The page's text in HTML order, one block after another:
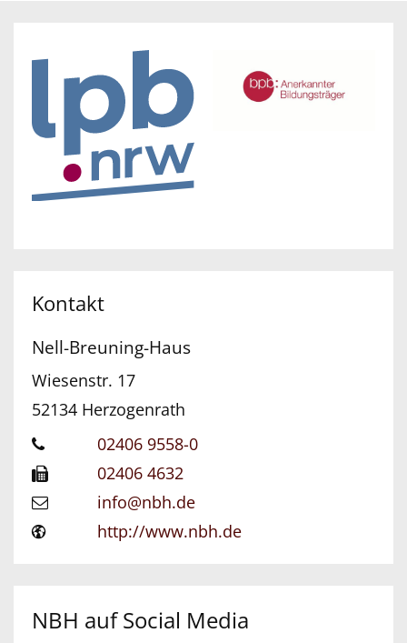
Kontakt
Nell-Breuning-Haus
Wiesenstr. 17
52134 Herzogenrath
02406 9558-0
02406 4632
info@nbh.de
http://www.nbh.de
NBH auf Social Media